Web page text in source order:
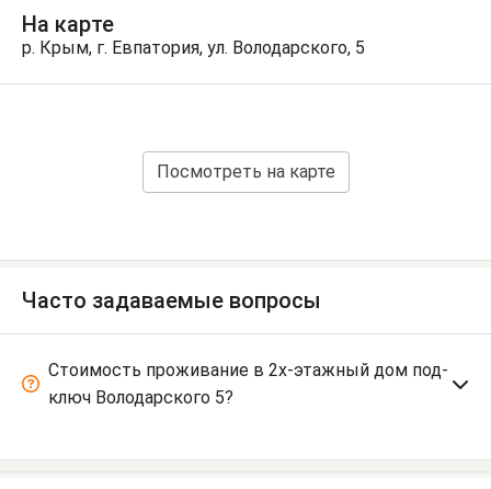
На карте
р. Крым, г. Евпатория, ул. Володарского, 5
Посмотреть на карте
Часто задаваемые вопросы
Стоимость проживание в 2х-этажный дом под-
ключ Володарского 5?